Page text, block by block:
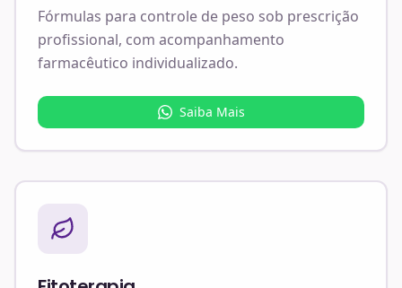
Fórmulas para controle de peso sob prescrição
profissional, com acompanhamento
farmacêutico individualizado.
Saiba Mais